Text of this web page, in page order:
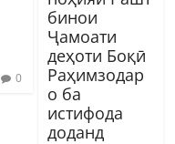
0
бинои
Ҷамоати
деҳоти Боқӣ
Раҳимзодар
о ба
истифода
доданд